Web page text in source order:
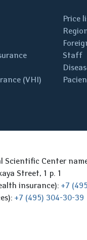
(VHI)
Price
Staff
Scientific Center
Street, 1 p. 1
insurance): +7
+7 (495) 304-30-39